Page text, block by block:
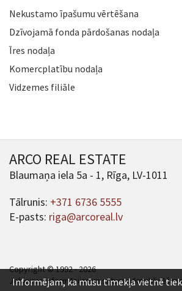
Nekustamo īpašumu vērtēšana
Dzīvojamā fonda pārdošanas nodaļa
Īres nodaļa
Komercplatību nodaļa
Vidzemes filiāle
ARCO REAL ESTATE
Blaumaņa iela 5a - 1, Rīga, LV-1011
Tālrunis: +371 6736 5555
E-pasts: riga@arcoreal.lv
Copyright © 1992 - 2026
Jebkuras informācijas un satura
Informējam, ka mūsu tīmekļa vietnē